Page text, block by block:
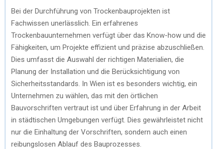
Bei der Durchführung von Trockenbauprojekten ist
Fachwissen unerlässlich. Ein erfahrenes
Trockenbauunternehmen verfügt über das Know-how und die
Fähigkeiten, um Projekte effizient und präzise abzuschließen.
Dies umfasst die Auswahl der richtigen Materialien, die
Planung der Installation und die Berücksichtigung von
Sicherheitsstandards. In Wien ist es besonders wichtig, ein
Unternehmen zu wählen, das mit den örtlichen
Bauvorschriften vertraut ist und über Erfahrung in der Arbeit
in städtischen Umgebungen verfügt. Dies gewährleistet nicht
nur die Einhaltung der Vorschriften, sondern auch einen
reibungslosen Ablauf des Bauprozesses.